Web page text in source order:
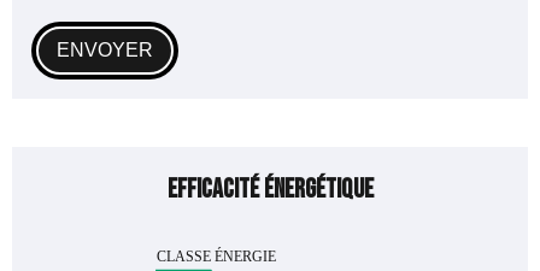
ENVOYER
Efficacité énergétique